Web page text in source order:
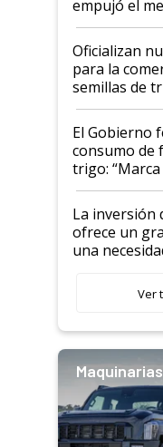
empujó el
Oficializan
para la
semillas de
granel
El Gobierno
consumo de
trigo: “Marca
confianza
La inversión
ofrece un
una
Ver